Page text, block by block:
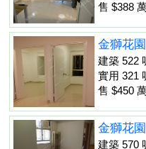
售 $388
金獅花
建築 522
實用 321
售 $450
金獅花
建築 570